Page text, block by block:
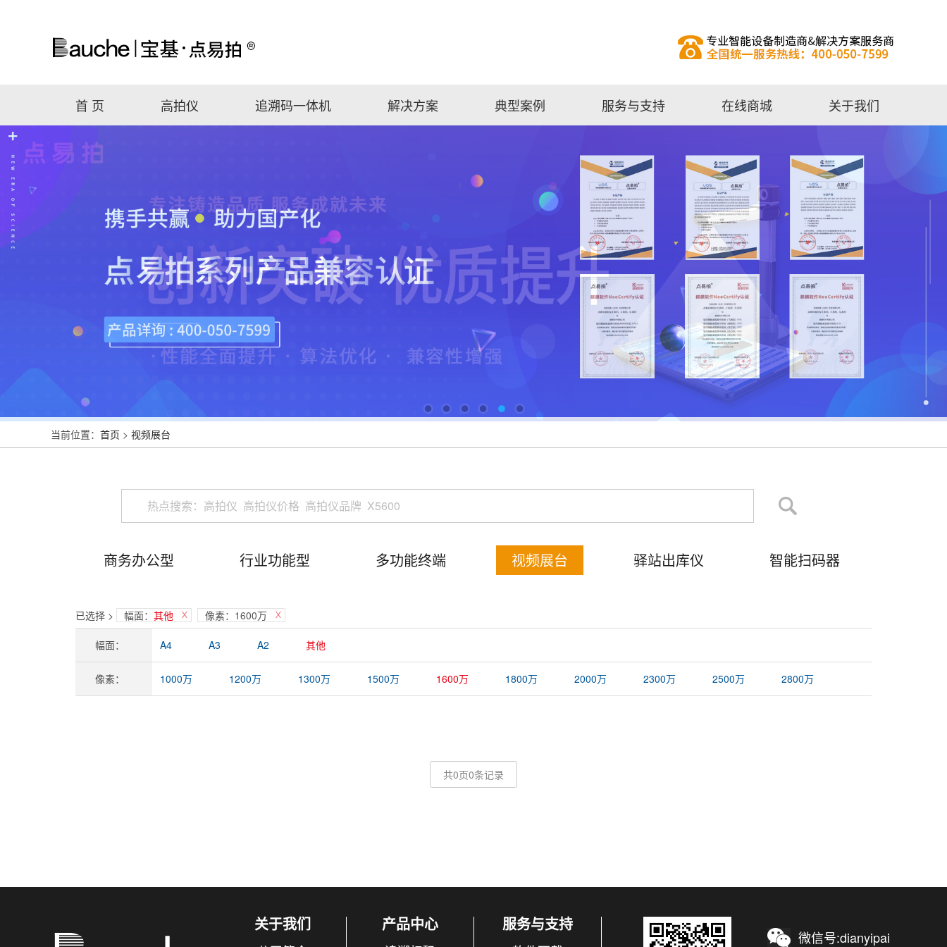
首 页 高拍仪 追溯码一体机 解决方案 典型案例 服务与支持 在线商城 关于我们
当前位置： 首页 > 视频展台
商务办公型 行业功能型 多功能终端 视频展台 驿站出库仪 智能扫码器
已选择 > 幅面： 其他 像素：1600万
幅面： A4 A3 A2 其他
像素： 1000万 1200万 1300万 1500万 1600万 1800万 2000万 2300万 2500万 2800万
共0页0条记录
关于我们 产品中心 服务与支持
微信号:dianyipai